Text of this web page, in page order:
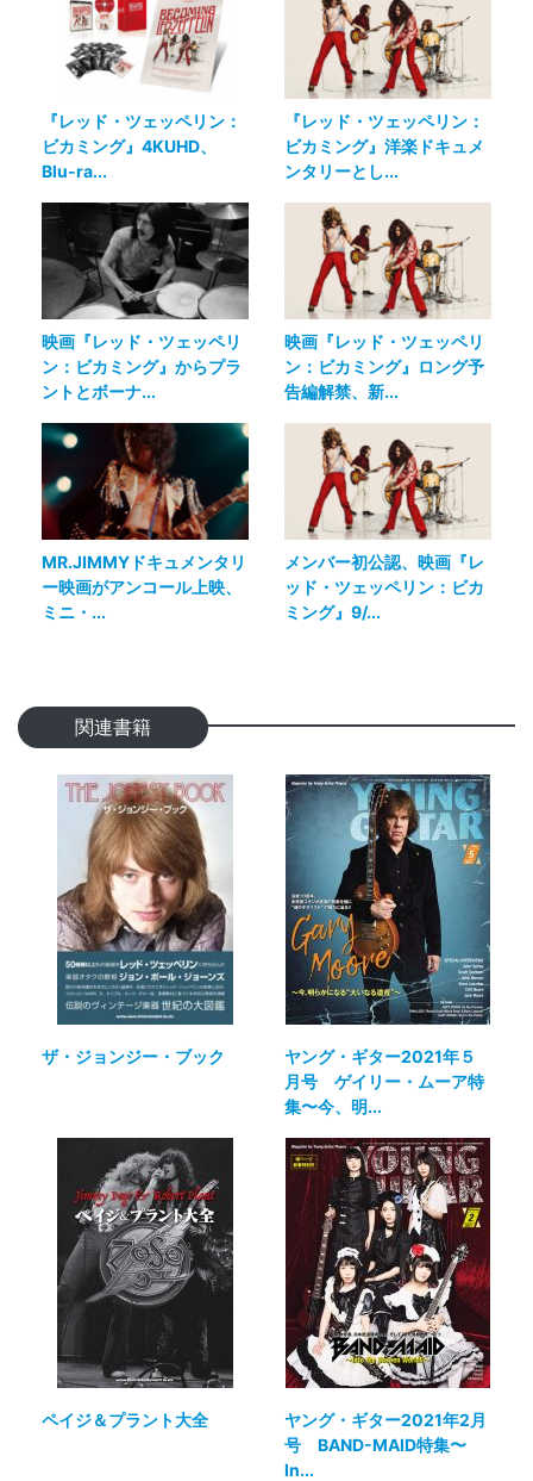
『レッド・ツェッペリン：
ビカミング』4KUHD、
Blu-ra...
『レッド・ツェッペリン：
ビカミング』洋楽ドキュメ
ンタリーとし...
映画『レッド・ツェッペリ
ン：ビカミング』からプラ
ントとボーナ...
映画『レッド・ツェッペリ
ン：ビカミング』ロング予
告編解禁、新...
MR.JIMMYドキュメンタリ
ー映画がアンコール上映、
ミニ・...
メンバー初公認、映画『レ
ッド・ツェッペリン：ビカ
ミング』9/...
関連書籍
ザ・ジョンジー・ブック
ヤング・ギター2021年５
月号 ゲイリー・ムーア特
集〜今、明...
ペイジ＆プラント大全
ヤング・ギター2021年2月
号 BAND-MAID特集〜
In...